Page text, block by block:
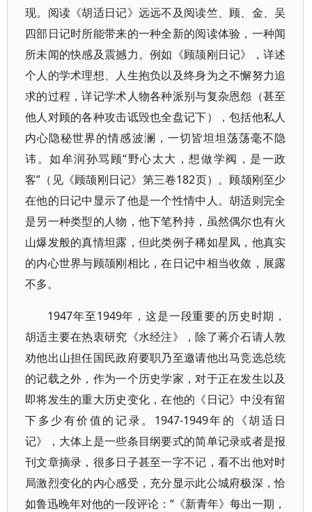
现。阅读《胡适日记》远远不及阅读竺、顾、金、吴
四部日记时所能带来的一种全新的阅读体验，一种闻
所未闻的快感及震撼力。例如《顾颉刚日记》，详述
个人的学术理想、人生抱负以及终身为之不懈努力追
求的过程，详记学术人物各种派别与复杂恩怨（甚至
他人对顾的各种攻击诋毁也全盘记下），包括他私人
内心隐秘世界的情感波澜，一切皆坦坦荡荡毫不隐
讳。如牟润孙骂顾“野心太大，想做学阀，是一政
客”（见《顾颉刚日记》第三卷182页）。顾颉刚至少
在他的日记中显示了他是一个性情中人。胡适则完全
是另一种类型的人物，他下笔矜持，虽然偶尔也有火
山爆发般的真情坦露，但此类例子稀如星凤，他真实
的内心世界与顾颉刚相比，在日记中相当收敛，展露
不多。
1947年至1949年，这是一段重要的历史时期，
胡适主要在热衷研究《水经注》，除了蒋介石请人敦
劝他出山担任国民政府要职乃至邀请他出马竞选总统
的记载之外，作为一个历史学家，对于正在发生以及
即将发生的重大历史变化，在他的《日记》中没有留
下多少有价值的记录。1947-1949年的《胡适日
记》，大体上是一些条目纲要式的简单记录或者是报
刊文章摘录，很多日子甚至一字不记，看不出他对时
局激烈变化的内心感受，充分显示此公城府极深，恰
如鲁迅晚年对他的一段评论：“《新青年》每出一期，